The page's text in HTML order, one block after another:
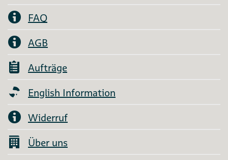
FAQ
AGB
Aufträge
English Information
Widerruf
Über uns